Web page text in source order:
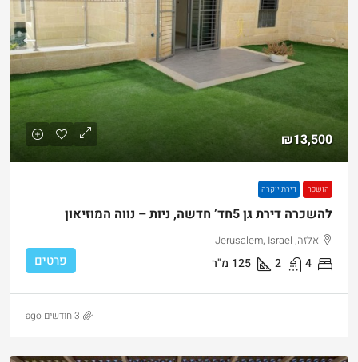
₪13,500
הושכר דירת יוקרה
להשכרה דירת גן 5חד’ חדשה, ניות – נווה המוזיאון
אלזה, Jerusalem, Israel
4
2
125 מ"ר פרטים
3 חודשים ago